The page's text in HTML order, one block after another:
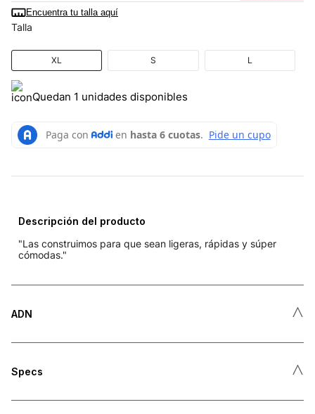
Encuentra tu talla aquí
Talla
XL S L
Quedan 1 unidades disponibles
Descripción del producto
"Las construimos para que sean ligeras, rápidas y súper
cómodas."
ADN ˄
Specs ˄